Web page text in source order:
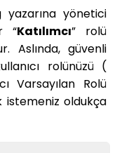
yönetici
“Katılımcı” rolü
Aslında, güvenli
rolünüzü (
Varsayılan Rolü
oldukça